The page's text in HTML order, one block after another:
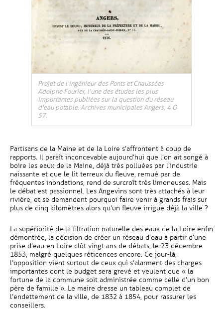
Projet de l'ingénieur des Ponts et Chaussées
Adolphe Fourier, l'une des études les plus
importantes publiées sur la question du réseau
d'eau potable. Archives municipales Angers, 4 O
57.
Partisans de la Maine et de la Loire s’affrontent à coup de
rapports. Il paraît inconcevable aujourd’hui que l’on ait songé à
boire les eaux de la Maine, déjà très polluées par l’industrie
naissante et que le lit terreux du fleuve, remué par de
fréquentes inondations, rend de surcroît très limoneuses. Mais
le débat est passionnel. Les Angevins sont très attachés à leur
rivière, et se demandent pourquoi faire venir à grands frais sur
plus de cinq kilomètres alors qu’un fleuve irrigue déjà la ville ?
La supériorité de la filtration naturelle des eaux de la Loire enfin
démontrée, la décision de créer un réseau d’eau à partir d’une
prise d’eau en Loire clôt vingt ans de débats, le 23 décembre
1853, malgré quelques réticences encore. Ce jour-là,
l’opposition vient surtout de ceux qui s’alarment des charges
importantes dont le budget sera grevé et veulent que « la
fortune de la commune soit administrée comme celle d’un bon
père de famille ». Le maire dresse un tableau complet de
l’endettement de la ville, de 1832 à 1854, pour rassurer les
conseillers.